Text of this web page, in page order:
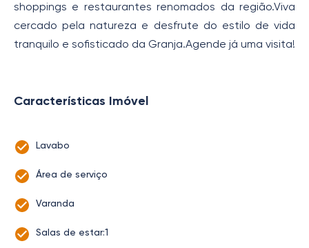
shoppings e restaurantes renomados da região.Viva
cercado pela natureza e desfrute do estilo de vida
tranquilo e sofisticado da Granja.Agende já uma visita!
Características Imóvel
Lavabo
Área de serviço
Varanda
Salas de estar:1